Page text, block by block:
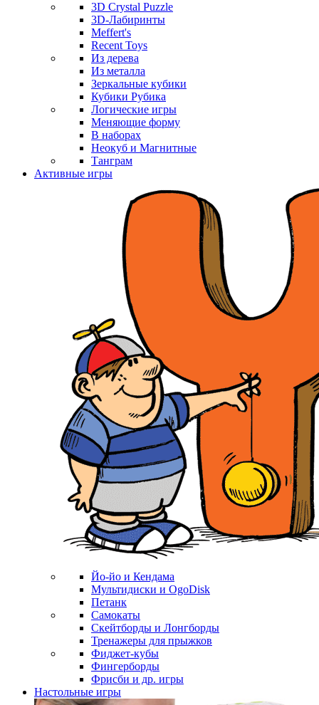
3D Crystal Puzzle
3D-Лабиринты
Meffert's
Recent Toys
Из дерева
Из металла
Зеркальные кубики
Кубики Рубика
Логические игры
Меняющие форму
В наборах
Неокуб и Магнитные
Танграм
Активные игры
Йо-йо и Кендама
Мультидиски и OgoDisk
Петанк
Самокаты
Скейтборды и Лонгборды
Тренажеры для прыжков
Фиджет-кубы
Фингерборды
Фрисби и др. игры
Настольные игры